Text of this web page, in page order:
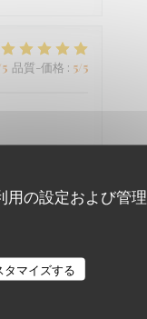
の設定および管
タマイズする
品質-価格 : 5/5
品質-価格: 5/5